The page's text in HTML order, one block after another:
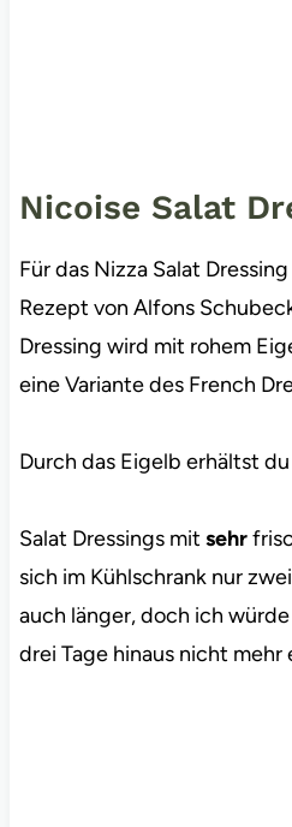
Nicoise Salat
Für das Nizza Salat
Rezept von Alfons
Dressing wird mit rohem
eine Variante des French
Durch das Eigelb erhältst
Salat Dressings mit sehr
sich im Kühlschrank nur
auch länger, doch ich
drei Tage hinaus nicht mehr